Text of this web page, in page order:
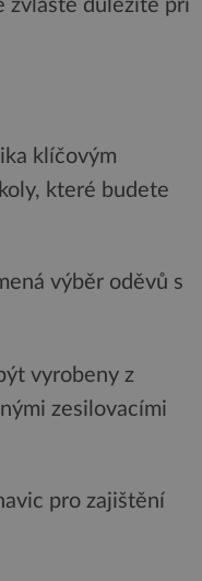
zvláště důležité při
klíčovým
které budete
výběr oděvů s
vyrobeny z
zesilovacími
pro zajištění